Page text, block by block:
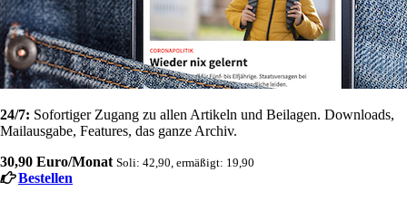
24/7: Sofortiger Zugang zu allen Artikeln und Beilagen. Downloads,
Mailausgabe, Features, das ganze Archiv.
30,90 Euro/Monat Soli: 42,90, ermäßigt: 19,90
Bestellen